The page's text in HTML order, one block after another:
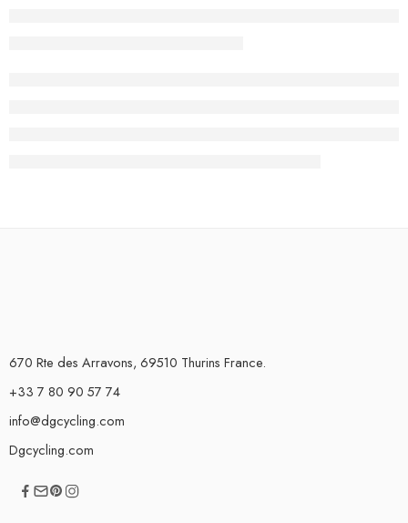
670 Rte des Arravons, 69510 Thurins France.
+33 7 80 90 57 74
info@dgcycling.com
Dgcycling.com